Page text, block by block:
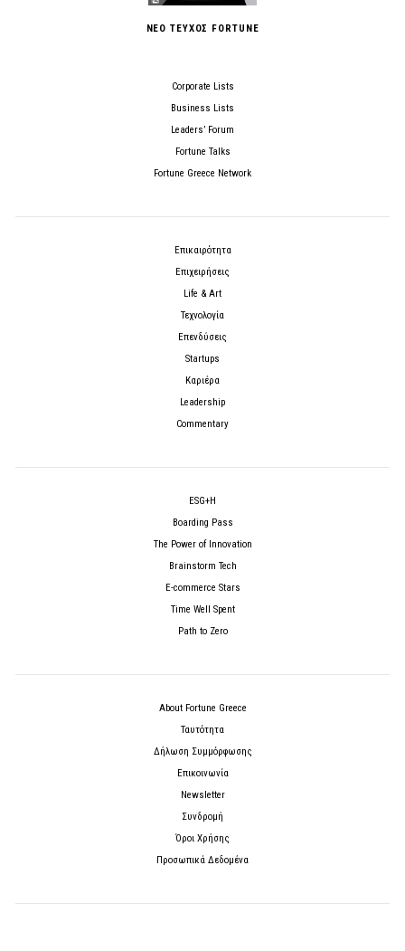
ΝΕΟ ΤΕΥΧΟΣ FORTUNE
Corporate Lists
Business Lists
Leaders’ Forum
Fortune Talks
Fortune Greece Network
Επικαιρότητα
Επιχειρήσεις
Life & Art
Τεχνολογία
Επενδύσεις
Startups
Καριέρα
Leadership
Commentary
ESG+H
Boarding Pass
The Power of Innovation
Brainstorm Tech
E-commerce Stars
Time Well Spent
Path to Zero
About Fortune Greece
Ταυτότητα
Δήλωση Συμμόρφωσης
Επικοινωνία
Newsletter
Συνδρομή
Όροι Χρήσης
Προσωπικά Δεδομένα